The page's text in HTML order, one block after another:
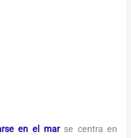
en el marse centra en